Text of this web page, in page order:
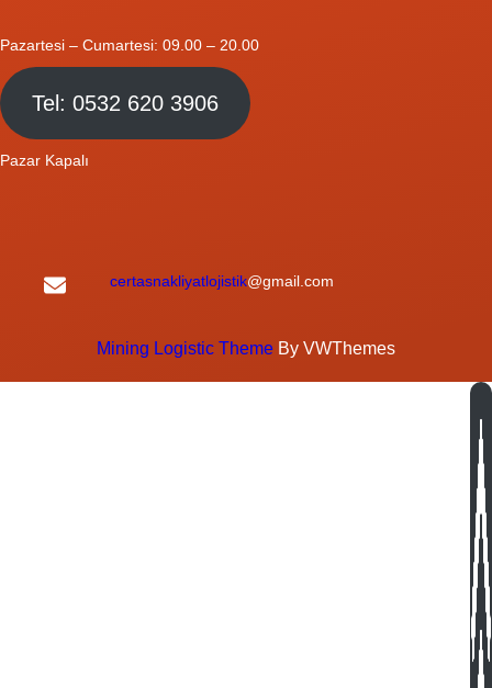
Pazartesi – Cumartesi: 09.00 – 20.00
Tel: 0532 620 3906
Pazar Kapalı
certasnakliyatlojistik@gmail.com
Mining Logistic Theme By VWThemes